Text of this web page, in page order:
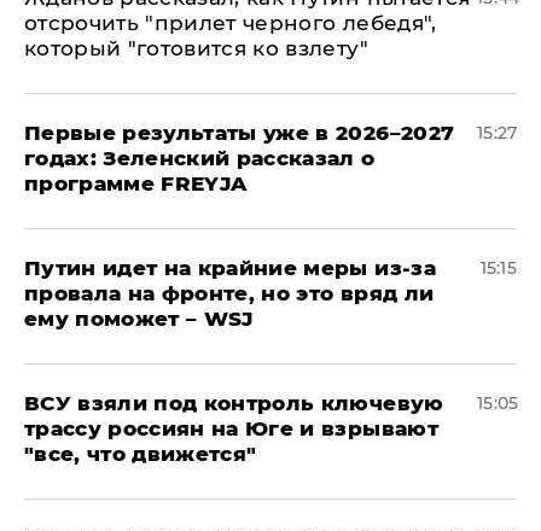
отсрочить "прилет черного лебедя",
который "готовится ко взлету"
Первые результаты уже в 2026–2027
годах: Зеленский рассказал о
программе FREYJA
15:27
Путин идет на крайние меры из-за
провала на фронте, но это вряд ли
ему поможет – WSJ
15:15
ВСУ взяли под контроль ключевую
трассу россиян на Юге и взрывают
"все, что движется"
15:05